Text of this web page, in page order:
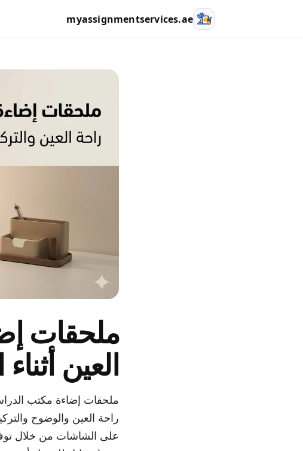
myassignmentservices.ae
ملحقات
العين
ملحقات إضاءة مكتب
راحة العين والوضوح
على الشاشات من خلال